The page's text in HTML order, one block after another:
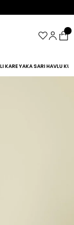
KARE YAKA SARI HAVLU